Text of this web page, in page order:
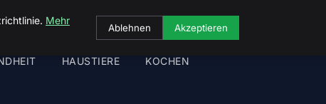
HAUSTIERE KOCHEN
Mehr
Ablehnen Akzeptieren